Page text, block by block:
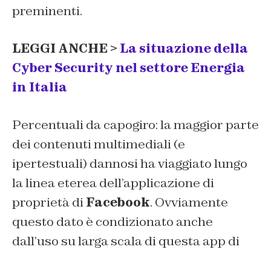
preminenti.
LEGGI ANCHE > La situazione della
Cyber Security nel settore Energia
in Italia
Percentuali da capogiro: la maggior parte
dei contenuti multimediali (e
ipertestuali) dannosi ha viaggiato lungo
la linea eterea dell’applicazione di
proprietà diFacebook. Ovviamente
questo dato è condizionato anche
dall’uso su larga scala di questa app di